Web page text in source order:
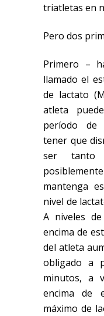
triatletas en
Pero dos
Primero –
llamado el
de lactato (
atleta
período de
tener que
ser
mantenga
nivel de
A niveles
encima de
del atleta
obligado a
minutos, a
encima de
máximo de